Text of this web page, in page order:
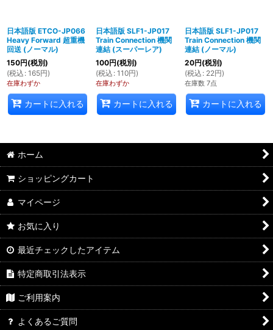
日本語版 ETCO-JP066
Heavy Forward 超重機
回送 (ノーマル)
150円(税別)
(税込 : 165円)
在庫わずか
カートに入れる
日本語版 SLF1-JP017
Train Connection 機関
連結 (スーパーレア)
100円(税別)
(税込 : 110円)
在庫わずか
カートに入れる
日本語版 SLF1-JP017
Train Connection 機関
連結 (ノーマル)
20円(税別)
(税込 : 22円)
在庫数 7点
カートに入れる
ホーム
ショッピングカート
マイページ
お気に入り
最近チェックしたアイテム
特定商取引法表示
ご利用案内
よくあるご質問